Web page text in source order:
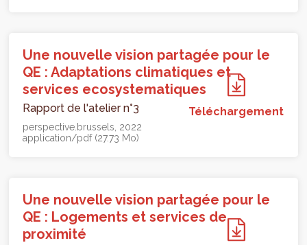
Une nouvelle vision partagée pour le
QE : Adaptations climatiques et
services ecosystematiques
Rapport de l'atelier n°3
perspective.brussels 2022
application/pdf (27.73 Mo)
Téléchargement
Une nouvelle vision partagée pour le
QE : Logements et services de
proximité